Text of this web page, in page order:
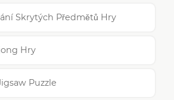
Skrytých Předmětů Hry
Hry
Puzzle